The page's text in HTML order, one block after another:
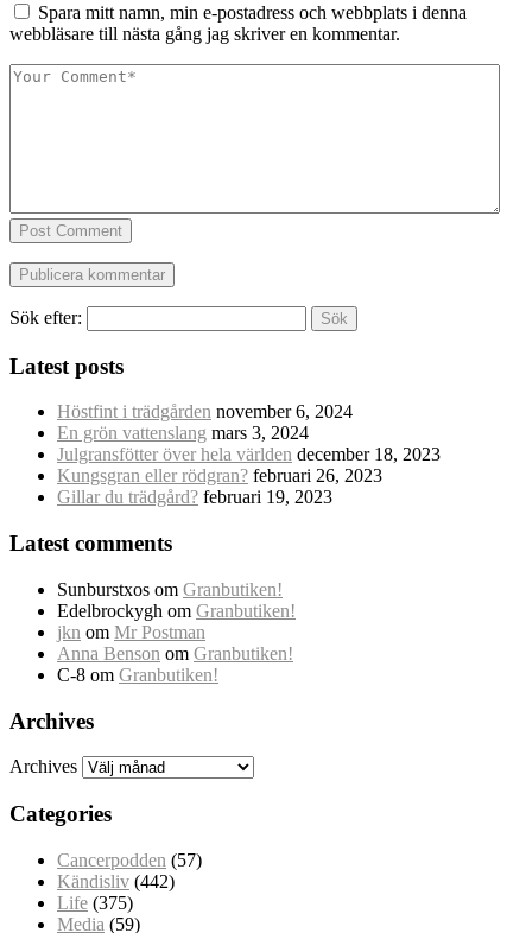
Spara mitt namn, min e-postadress och webbplats i denna
webbläsare till nästa gång jag skriver en kommentar.
Post Comment
Sök efter:
Latest posts
Höstfint i trädgården november 6, 2024
En grön vattenslang mars 3, 2024
Julgransfötter över hela världen december 18, 2023
Kungsgran eller rödgran? februari 26, 2023
Gillar du trädgård? februari 19, 2023
Latest comments
Sunburstxos om Granbutiken!
Edelbrockygh om Granbutiken!
jkn om Mr Postman
Anna Benson om Granbutiken!
C-8 om Granbutiken!
Archives
Archives
Categories
Cancerpodden (57)
Kändisliv (442)
Life (375)
Media (59)